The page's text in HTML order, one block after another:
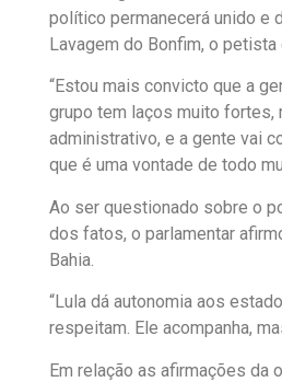
político permanecerá unido e
Lavagem do Bonfim, o
“Estou mais convicto que a
grupo tem laços muito fortes,
administrativo, e a gente vai
que é uma vontade de todo
Ao ser questionado sobre o
dos fatos, o parlamentar
Bahia.
“Lula dá autonomia aos
respeitam. Ele acompanha,
Em relação as afirmações da